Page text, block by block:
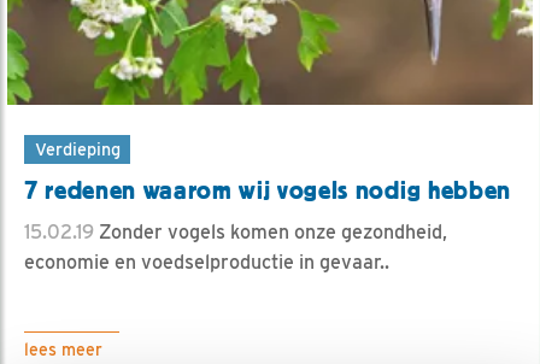
Verdieping
7 redenen waarom wij vogels nodig hebben
15.02.19 Zonder vogels komen onze gezondheid,
economie en voedselproductie in gevaar..
lees meer